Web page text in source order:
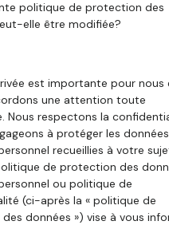
politique de protection des
elle être modifiée?
est importante pour nous
une attention toute
Nous respectons la
à protéger les
recueillies à votre
de protection des
ou politique de
(ci-après la « politique de
données ») vise à vous